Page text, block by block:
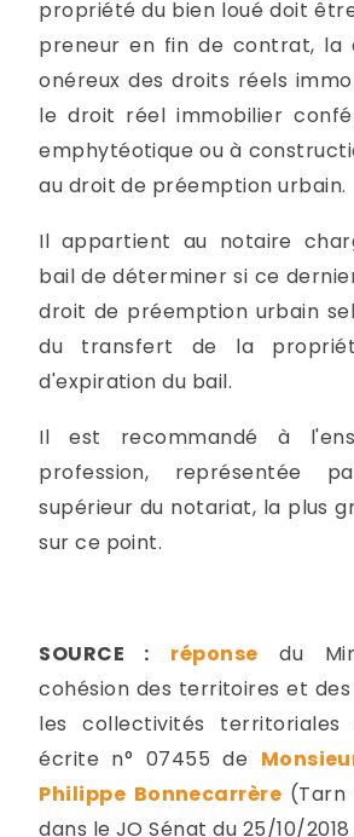
propriété du bien loué doit
preneur en fin de contrat, la
onéreux des droits réels
le droit réel immobilier
emphytéotique ou à
au droit de préemption urbain.
Il appartient au notaire
bail de déterminer si ce
droit de préemption urbain
du transfert de la
d'expiration du bail.
Il est recommandé à
profession, représentée
supérieur du notariat, la plus
sur ce point.
SOURCE : réponse du
cohésion des territoires et
les collectivités
écrite n° 07455 de
Philippe Bonnecarrère (Tarn
dans le JO Sénat du 25/10/